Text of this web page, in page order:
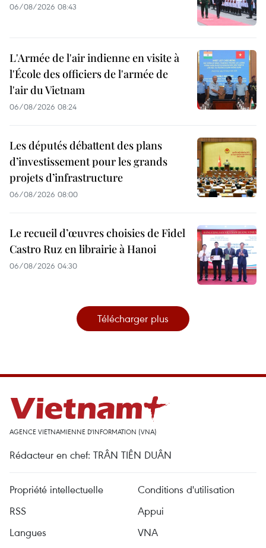
06/08/2026 08:43
L'Armée de l'air indienne en visite à
l'École des officiers de l'armée de
l'air du Vietnam
06/08/2026 08:24
Les députés débattent des plans
d’investissement pour les grands
projets d’infrastructure
06/08/2026 08:00
Le recueil d’œuvres choisies de Fidel
Castro Ruz en librairie à Hanoi
06/08/2026 04:30
Télécharger plus
AGENCE VIETNAMIENNE D'INFORMATION (VNA)
Rédacteur en chef: TRÂN TIÊN DUÂN
Propriété intellectuelle
Conditions d'utilisation
RSS
Appui
Langues
VNA